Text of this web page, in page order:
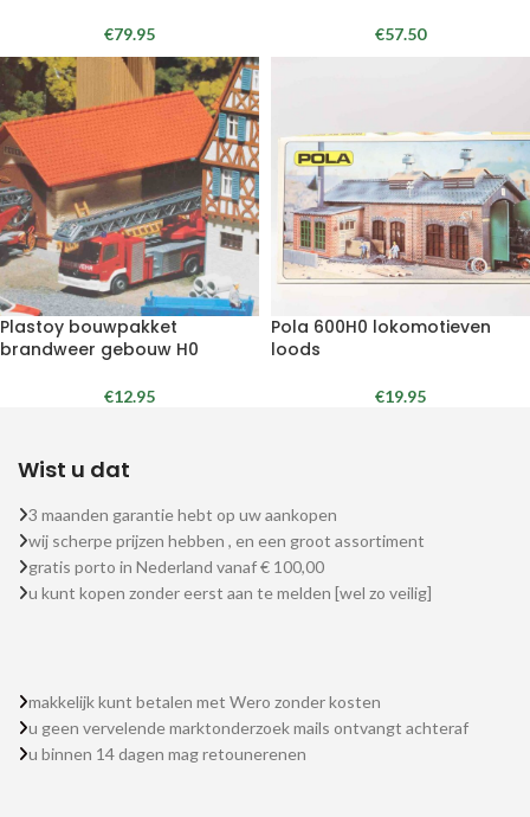
€79.95 €57.50
Plastoy bouwpakket
brandweer gebouw H0
€12.95
Pola 600H0 lokomotieven
loods
€19.95
Wist u dat
3 maanden garantie hebt op uw aankopen
wij scherpe prijzen hebben , en een groot assortiment
gratis porto in Nederland vanaf € 100,00
u kunt kopen zonder eerst aan te melden [wel zo veilig]
makkelijk kunt betalen met Wero zonder kosten
u geen vervelende marktonderzoek mails ontvangt achteraf
u binnen 14 dagen mag retounerenen